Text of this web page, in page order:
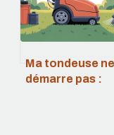
Ma tondeuse ne
démarre pas :